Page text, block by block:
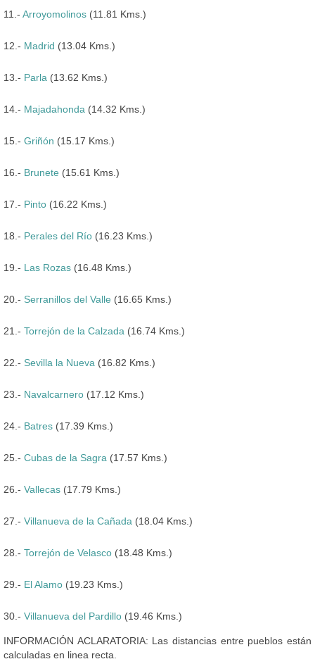
11.- Arroyomolinos (11.81 Kms.)
12.- Madrid (13.04 Kms.)
13.- Parla (13.62 Kms.)
14.- Majadahonda (14.32 Kms.)
15.- Griñón (15.17 Kms.)
16.- Brunete (15.61 Kms.)
17.- Pinto (16.22 Kms.)
18.- Perales del Río (16.23 Kms.)
19.- Las Rozas (16.48 Kms.)
20.- Serranillos del Valle (16.65 Kms.)
21.- Torrejón de la Calzada (16.74 Kms.)
22.- Sevilla la Nueva (16.82 Kms.)
23.- Navalcarnero (17.12 Kms.)
24.- Batres (17.39 Kms.)
25.- Cubas de la Sagra (17.57 Kms.)
26.- Vallecas (17.79 Kms.)
27.- Villanueva de la Cañada (18.04 Kms.)
28.- Torrejón de Velasco (18.48 Kms.)
29.- El Alamo (19.23 Kms.)
30.- Villanueva del Pardillo (19.46 Kms.)
INFORMACIÓN ACLARATORIA: Las distancias entre pueblos están
calculadas en linea recta.